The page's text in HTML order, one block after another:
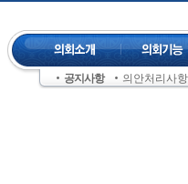
주메뉴 건너뛰기
공지사항 의안처리사항